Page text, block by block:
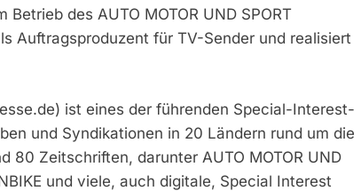
des AUTO MOTOR UND SPORT
Auftragsproduzent für TV-Sender und realisiert
ist eines der führenden Special-Interest-
und Syndikationen in 20 Ländern rund um die
80 Zeitschriften, darunter AUTO MOTOR UND
und viele, auch digitale, Special Interest